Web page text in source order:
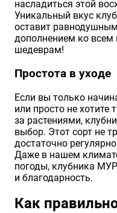
насладиться этой
Уникальный вкус
оставит
дополнением ко
шедеврам!
Простота в уходе
Если вы только
или просто не хотите
за растениями,
выбор. Этот сорт не
достаточно
Даже в нашем
погоды, клубника
и благодарность.
Как